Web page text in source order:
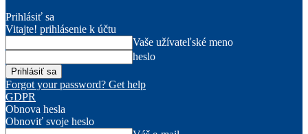
Prihlásiť sa
Vitajte! prihlásenie k účtu
Vaše užívateľské meno
heslo
Forgot your password? Get help
GDPR
Obnova hesla
Obnoviť svoje heslo